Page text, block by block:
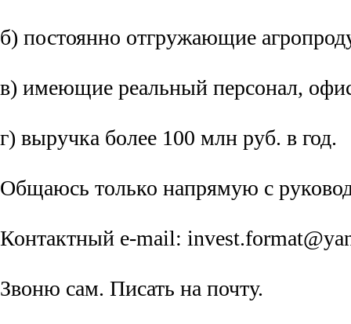
б) постоянно отгружающие
в) имеющие реальный персонал,
г) выручка более 100 млн руб. в год.
Общаюсь только напрямую с
Контактный e-mail:
Звоню сам. Писать на почту.